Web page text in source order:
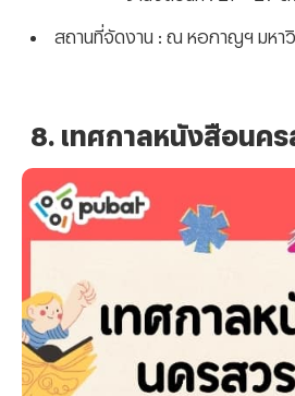
สถานที่จัดงาน : ณ หอกาญฯ มหา
8. เทศกาลหนังสือนคร